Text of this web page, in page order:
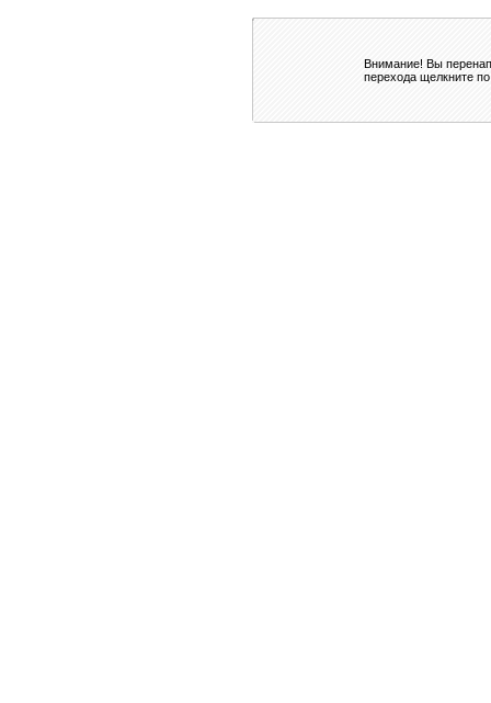
Внимание! Вы
перехода щелкните